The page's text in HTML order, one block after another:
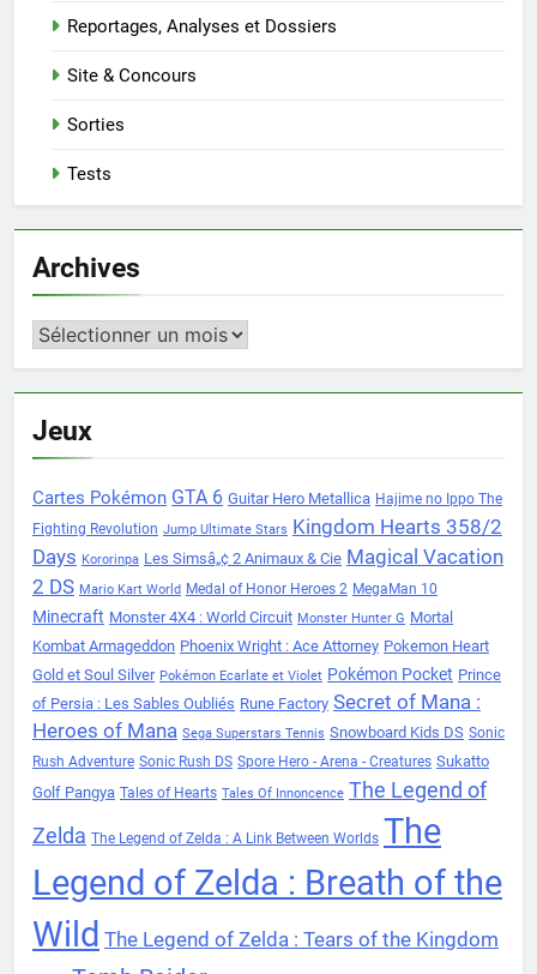
Reportages, Analyses et Dossiers
Site & Concours
Sorties
Tests
Archives
Archives
Jeux
Cartes Pokémon GTA 6 Guitar Hero Metallica Hajime no Ippo The
Fighting Revolution Jump Ultimate Stars Kingdom Hearts 358/2
Days Kororinpa Les Simsâ„¢ 2 Animaux & Cie Magical Vacation
2 DS Mario Kart World Medal of Honor Heroes 2 MegaMan 10
Minecraft Monster 4X4 : World Circuit Monster Hunter G Mortal
Kombat Armageddon Phoenix Wright : Ace Attorney Pokemon Heart
Gold et Soul Silver Pokémon Ecarlate et Violet Pokémon Pocket Prince
of Persia : Les Sables Oubliés Rune Factory Secret of Mana :
Heroes of Mana Sega Superstars Tennis Snowboard Kids DS Sonic
Rush Adventure Sonic Rush DS Spore Hero - Arena - Creatures Sukatto
Golf Pangya Tales of Hearts Tales Of Innoncence The Legend of
Zelda The Legend of Zelda : A Link Between Worlds The
Legend of Zelda : Breath of the
Wild The Legend of Zelda : Tears of the Kingdom